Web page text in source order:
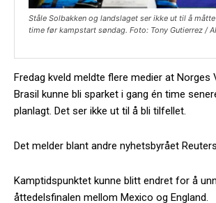
Ståle Solbakken og landslaget ser ikke ut til å
time før kampstart søndag. Foto: Tony Gutierrez /
Fredag kveld meldte flere medier at Norges
Brasil kunne bli sparket i gang én time
planlagt. Det ser ikke ut til å bli tilfellet.
Det melder blant andre nyhetsbyrået
Kamptidspunktet kunne blitt endret for å
åttedelsfinalen mellom Mexico og England.